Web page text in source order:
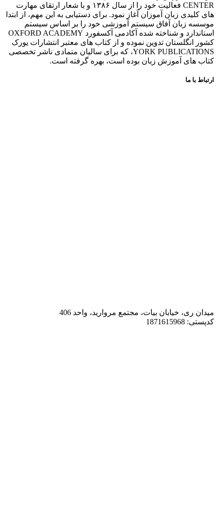
CENTER فعالیت خود را از سال ۱۳۸۶ و با شعار ارتقای مهارت
های کلیدی زبان آموزان آغاز نمود. برای دستیابی به این مهم، از ابتدا
موسسه زبان آفاق سیستم آموزشی خود را بر اساس سیستم
استاندارد و شناخته شده آکادمی آکسفورد OXFORD ACADEMY
کشور انگلستان تدوین نموده و از کتاب های معتبر انتشارات یورک
YORK PUBLICATIONS، که برای سالیان متمادی ناشر تخصصی
کتاب های آموزش زبان بوده است، بهره گرفته است.
ارتباط با ما
میدان ری، خیابان بیات، مجتمع مروارید، واحد 406
کدپستی: 1871615968